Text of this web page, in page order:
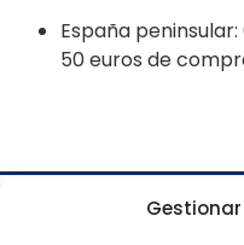
España
50 euros de